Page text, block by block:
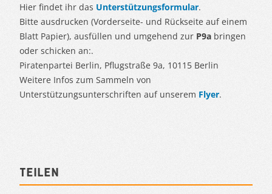
Hier findet ihr das Unterstützungsformular.
Bitte ausdrucken (Vorderseite- und Rückseite auf einem
Blatt Papier), ausfüllen und umgehend zur P9a bringen
oder schicken an:.
Piratenpartei Berlin, Pflugstraße 9a, 10115 Berlin
Weitere Infos zum Sammeln von
Unterstützungsunterschriften auf unserem Flyer.
Teilen